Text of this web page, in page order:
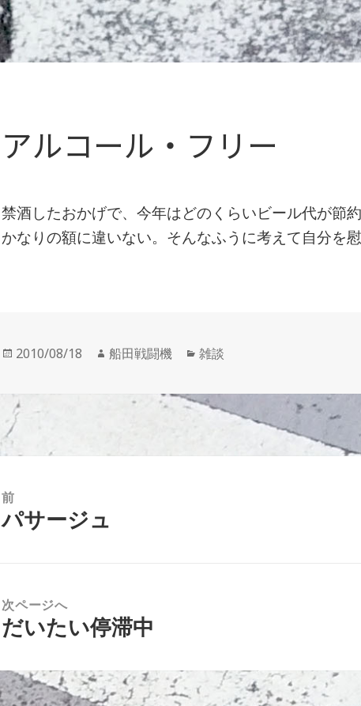
アルコール・フリー
禁酒したおかげで、今年はどのくらいビール代が節
かなりの額に違いない。そんなふうに考えて自分を慰
投
2010/08/18
作
船田戦闘機
カ
ゴ
リ
雑談
前
前
パサージュ
次ページへ
次
投
稿:
だいたい停滞中